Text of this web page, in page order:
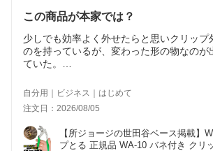
この商品が本家では？
少しでも効率よく外せたらと思いクリップ
のを持っているが、変わった形の物なのが
ていた。
商品到着と同時にお盆の休暇に入ってし
い状況である。
期待を込めて☆4
そっくりな商品がたくさん出てくるがこれ
と思う。
自分用｜ビジネス｜はじめて
注文日：2026/08/05
【所ジョージの世田谷ベース掲載】
プとる 正規品 WA-10 バネ付き クリ